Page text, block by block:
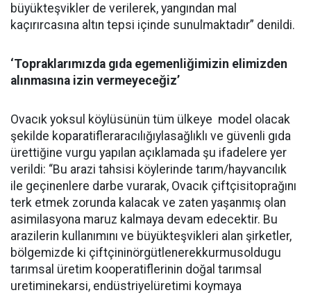
büyükteşvikler de verilerek, yangından mal
kaçırırcasına altın tepsi içinde sunulmaktadır” denildi.
‘Topraklarımızda gıda egemenliğimizin elimizden
alınmasına izin vermeyeceğiz’
Ovacık yoksul köylüsünün tüm ülkeye model olacak
şekilde koparatifleraracılığıylasağlıklı ve güvenli gıda
ürettiğine vurgu yapılan açıklamada şu ifadelere yer
verildi: “Bu arazi tahsisi köylerinde tarım/hayvancılık
ile geçinenlere darbe vurarak, Ovacık çiftçisitoprağını
terk etmek zorunda kalacak ve zaten yaşanmış olan
asimilasyona maruz kalmaya devam edecektir. Bu
arazilerin kullanımını ve büyükteşvikleri alan şirketler,
bölgemizde ki çiftçininörgütlenerekkurmusoldugu
tarımsal üretim kooperatiflerinin doğal tarımsal
uretiminekarsi, endüstriyelüretimi koymaya